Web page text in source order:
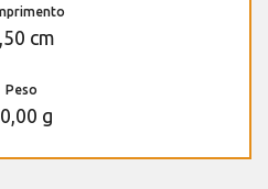
cm
Peso
g